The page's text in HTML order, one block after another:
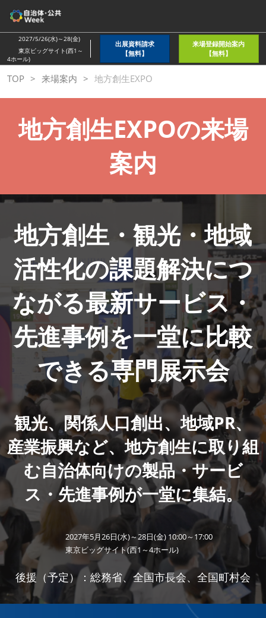
ス
キ
ッ
し
て
進
2027/5/26(水)～28(金)
東京ビッグサイト(西1～
4ホール)
出展資料請求
【無料】
来場登録開始案内
【無料】
TOP 来場案内 地方創生EXPO
地方創生EXPOの来場
案内
地方創生・観光・地域
活性化の課題解決につ
ながる最新サービス・
先進事例を一堂に比較
できる専門展示会
観光、関係人口創出、地域PR、
産業振興など、地方創生に取り組
む自治体向けの製品・サービ
ス・先進事例が一堂に集結。
2027年5月26日(水)～28日(金) 10:00～17:00
東京ビッグサイト(西1～4ホール)
後援（予定）：総務省、全国市長会、全国町村会